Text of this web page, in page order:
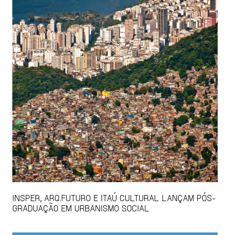
INSPER, ARQ.FUTURO E ITAÚ CULTURAL LANÇAM PÓS-
GRADUAÇÃO EM URBANISMO SOCIAL